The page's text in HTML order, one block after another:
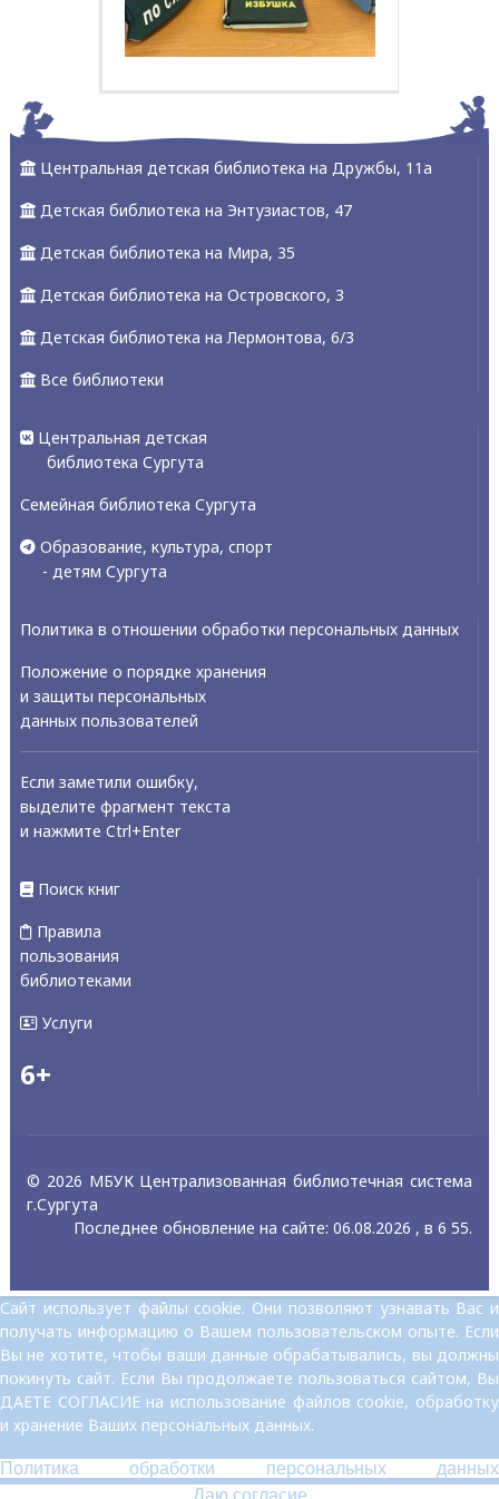
Центральная детская библиотека на Дружбы, 11а
Детская библиотека на Энтузиастов, 47
Детская библиотека на Мира, 35
Детская библиотека на Островского, 3
Детская библиотека на Лермонтова, 6/3
Все библиотеки
Центральная детская
библиотека Сургута
Семейная библиотека Сургута
Образование, культура, спорт
- детям Сургута
Политика в отношении обработки персональных данных
Положение о порядке хранения
и защиты персональных
данных пользователей
Если заметили ошибку,
выделите фрагмент текста
и нажмите Ctrl+Enter
Поиск книг
Правила
пользования
библиотеками
Услуги
6+
© 2026 МБУК Централизованная библиотечная система
г.Сургута
Последнее обновление на сайте: 06.08.2026 , в 6 55.
Сайт использует файлы cookie. Они позволяют узнавать Вас и
получать информацию о Вашем пользовательском опыте. Если
Вы не хотите, чтобы ваши данные обрабатывались, вы должны
покинуть сайт. Если Вы продолжаете пользоваться сайтом, Вы
ДАЕТЕ СОГЛАСИЕ на использование файлов cookie, обработку
и хранение Ваших персональных данных.
Политика обработки персональных данных